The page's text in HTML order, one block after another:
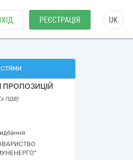
РЕЄСТРАЦІЯ UK
ПРОПОЗИЦІЙ
ПДВ)